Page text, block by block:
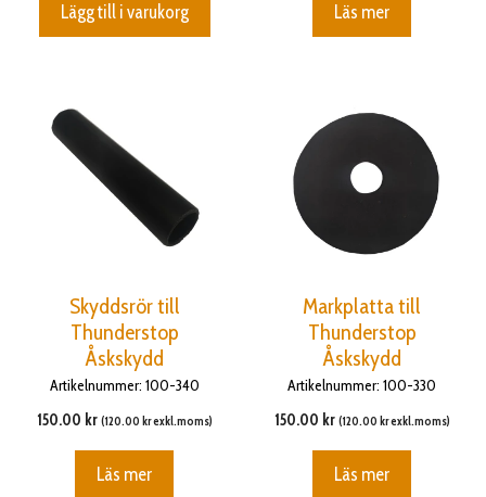
Lägg till i varukorg Läs mer
Skyddsrör till
Thunderstop
Åskskydd
Artikelnummer: 100-340
150.00 kr (120.00 krexkl.moms)
Läs mer
Markplatta till
Thunderstop
Åskskydd
Artikelnummer: 100-330
150.00 kr (120.00 krexkl.moms)
Läs mer